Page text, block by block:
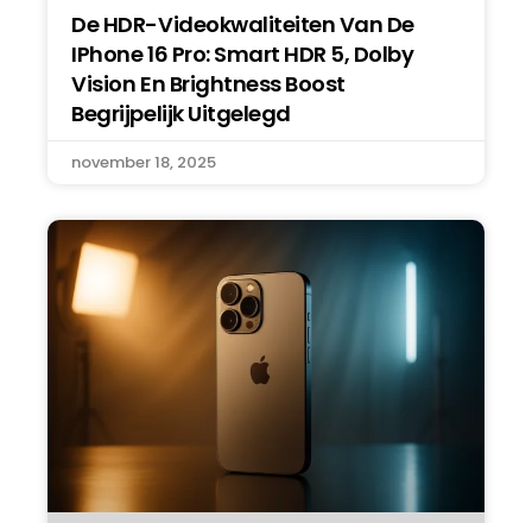
De HDR-Videokwaliteiten Van De
IPhone 16 Pro: Smart HDR 5, Dolby
Vision En Brightness Boost
Begrijpelijk Uitgelegd
november 18, 2025